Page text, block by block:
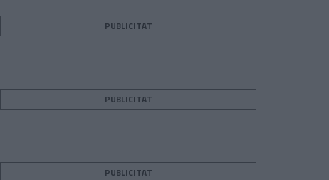
PUBLICITAT
PUBLICITAT
PUBLICITAT